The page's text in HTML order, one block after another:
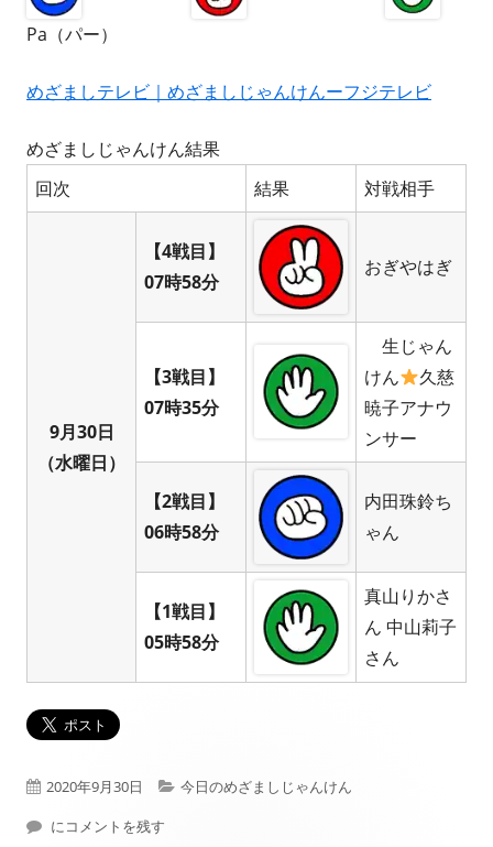
Pa（パー）
めざましテレビ｜めざましじゃんけんーフジテレビ
めざましじゃんけん結果
回次
結果 対戦相手
9月30日
（水曜日）
【4戦目】
07時58分
おぎやはぎ
【3戦目】
07時35分
生じゃん
けん
久慈
暁子アナウ
ンサー
【2戦目】
06時58分
内田珠鈴ち
ゃん
【1戦目】
05時58分
真山りかさ
ん 中山莉子
さん
公
開
2020年9月30日
カ
今日のめざましじゃんけん
本日（2020年09月30日）フジテレビ： めざましじゃんけん 結果
にコメントを残す